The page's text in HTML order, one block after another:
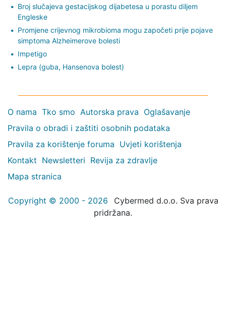
Broj slučajeva gestacijskog dijabetesa u porastu diljem
Engleske
Promjene crijevnog mikrobioma mogu započeti prije pojave
simptoma Alzheimerove bolesti
Impetigo
Lepra (guba, Hansenova bolest)
O nama Tko smo Autorska prava Oglašavanje
Pravila o obradi i zaštiti osobnih podataka
Pravila za korištenje foruma Uvjeti korištenja
Kontakt Newsletteri Revija za zdravlje
Mapa stranica
Copyright © 2000 - 2026
Cybermed d.o.o. Sva prava
pridržana.